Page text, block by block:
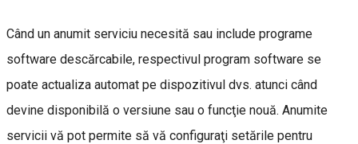
Când un anumit serviciu necesită sau include programe
software descărcabile, respectivul program software se
poate actualiza automat pe dispozitivul dvs. atunci când
devine disponibilă o versiune sau o funcţie nouă. Anumite
servicii vă pot permite să vă configuraţi setările pentru